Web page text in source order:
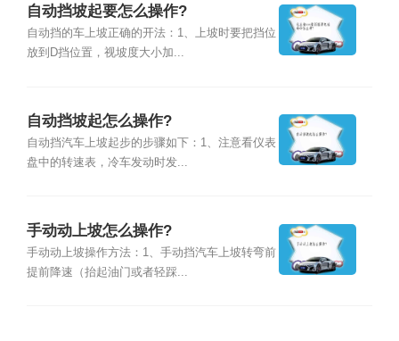
自动挡坡起要怎么操作?
自动挡的车上坡正确的开法：1、上坡时要把挡位
放到D挡位置，视坡度大小加...
自动挡坡起怎么操作?
自动挡汽车上坡起步的步骤如下：1、注意看仪表
盘中的转速表，冷车发动时发...
手动动上坡怎么操作?
手动动上坡操作方法：1、手动挡汽车上坡转弯前
提前降速（抬起油门或者轻踩...